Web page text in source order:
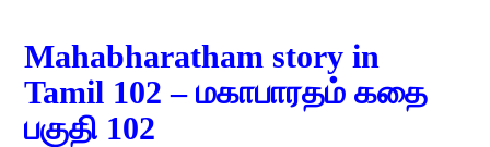
Mahabharatham story in
Tamil 102 – மகாபாரதம் கதை
பகுதி 102